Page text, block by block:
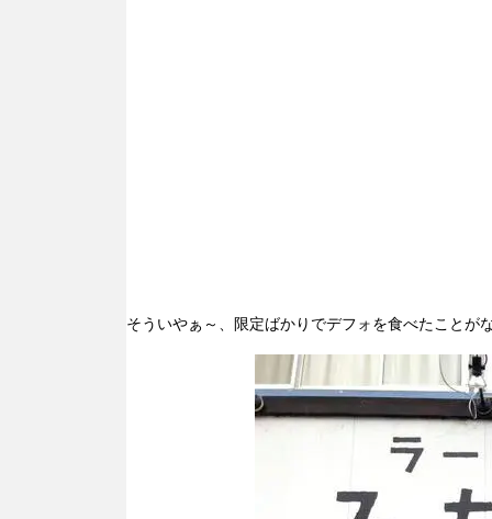
そういやぁ～、限定ばかりでデフォを食べたことが